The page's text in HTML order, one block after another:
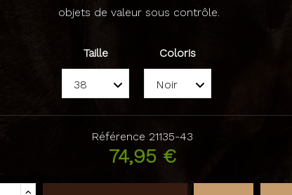
objets de valeur sous contrôle.
Taille Coloris
Référence 21135-43
74,95 €